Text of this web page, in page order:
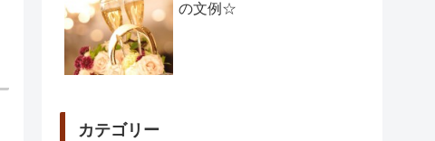
の文例☆
カテゴリー